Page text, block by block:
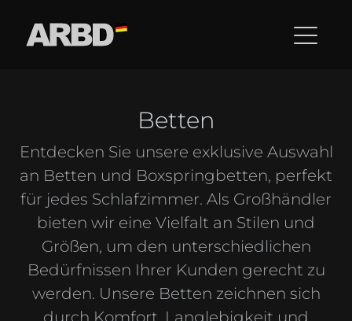
Betten
Entdecken Sie unsere exklusive Auswahl
an Betten und Boxspringbetten, perfekt
für jedes Schlafzimmer. Als Großhändler
bieten wir eine Vielfalt an Stilen und
Größen, um den unterschiedlichen
Bedürfnissen Ihrer Kunden gerecht zu
werden. Unsere Betten zeichnen sich
durch Komfort, Langlebigkeit und